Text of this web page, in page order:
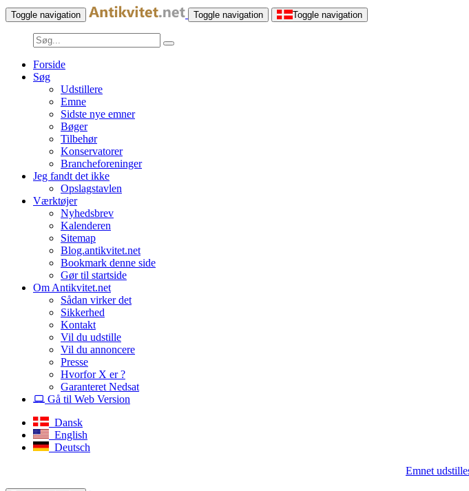
Toggle navigation Toggle navigation Toggle navigation
Forside
Søg
Udstillere
Emne
Sidste nye emner
Bøger
Tilbehør
Konservatorer
Brancheforeninger
Jeg fandt det ikke
Opslagstavlen
Værktøjer
Nyhedsbrev
Kalenderen
Sitemap
Blog.antikvitet.net
Bookmark denne side
Gør til startside
Om Antikvitet.net
Sådan virker det
Sikkerhed
Kontakt
Vil du udstille
Vil du annoncere
Presse
Hvorfor X er ?
Garanteret Nedsat
Gå til Web Version
Dansk
English
Deutsch
Emnet